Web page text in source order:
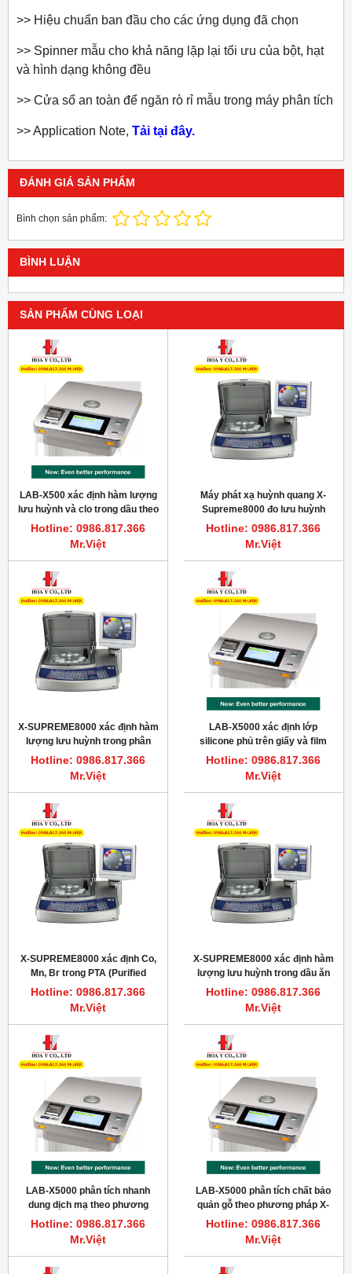
>> Hiệu chuẩn ban đầu cho các ứng dụng đã chọn
>> Spinner mẫu cho khả năng lặp lại tối ưu của bột, hạt
và hình dạng không đều
>> Cửa sổ an toàn để ngăn rò rỉ mẫu trong máy phân tích
>> Application Note, Tải tại đây.
ĐÁNH GIÁ SẢN PHẨM
Bình chọn sản phẩm:
BÌNH LUẬN
SẢN PHẨM CÙNG LOẠI
LAB-X500 xác định hàm lượng
lưu huỳnh và clo trong dầu theo
ASTM D4929
Hotline: 0986.817.366
Mr.Việt
Máy phát xạ huỳnh quang X-
Supreme8000 đo lưu huỳnh
trong dầu theo ISO13032
Hotline: 0986.817.366
Mr.Việt
X-SUPREME8000 xác định hàm
lượng lưu huỳnh trong phân
bón và thức ăn gia súc
Hotline: 0986.817.366
Mr.Việt
LAB-X5000 xác định lớp
silicone phủ trên giấy và film
Hotline: 0986.817.366
Mr.Việt
X-SUPREME8000 xác định Co,
Mn, Br trong PTA (Purified
Terephthalic Acid)
Hotline: 0986.817.366
Mr.Việt
X-SUPREME8000 xác định hàm
lượng lưu huỳnh trong dầu ăn
đã qua sử dụng
Hotline: 0986.817.366
Mr.Việt
LAB-X5000 phân tích nhanh
dung dịch mạ theo phương
pháp huỳnh quang tia X
Hotline: 0986.817.366
Mr.Việt
LAB-X5000 phân tích chất bảo
quản gỗ theo phương pháp X-
Ray
Hotline: 0986.817.366
Mr.Việt